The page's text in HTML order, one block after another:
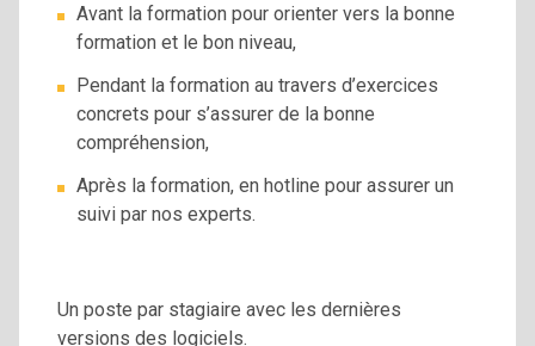
Avant la formation pour orienter vers la bonne
formation et le bon niveau,
Pendant la formation au travers d’exercices
concrets pour s’assurer de la bonne
compréhension,
Après la formation, en hotline pour assurer un
suivi par nos experts.
Un poste par stagiaire avec les dernières
versions des logiciels.